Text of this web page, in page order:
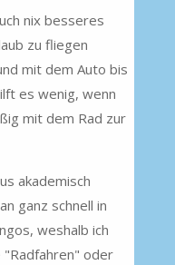
nix besseres
zu fliegen
mit dem Auto bis
es wenig, wenn
mit dem Rad zur
akademisch
ganz schnell in
weshalb ich
"Radfahren" oder